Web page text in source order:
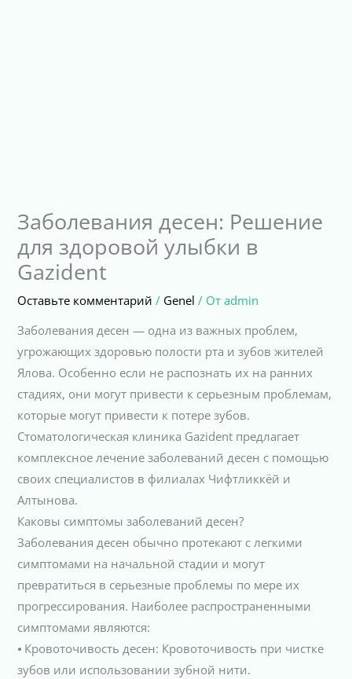
Заболевания десен: Решение
для здоровой улыбки в
Gazident
Оставьте комментарий / Genel / Отadmin
Заболевания десен — одна из важных проблем,
угрожающих здоровью полости рта и зубов жителей
Ялова. Особенно если не распознать их на ранних
стадиях, они могут привести к серьезным проблемам,
которые могут привести к потере зубов.
Стоматологическая клиника Gazident предлагает
комплексное лечение заболеваний десен с помощью
своих специалистов в филиалах Чифтликкёй и
Алтынова.
Каковы симптомы заболеваний десен?
Заболевания десен обычно протекают с легкими
симптомами на начальной стадии и могут
превратиться в серьезные проблемы по мере их
прогрессирования. Наиболее распространенными
симптомами являются:
⦁ Кровоточивость десен: Кровоточивость при чистке
зубов или использовании зубной нити.